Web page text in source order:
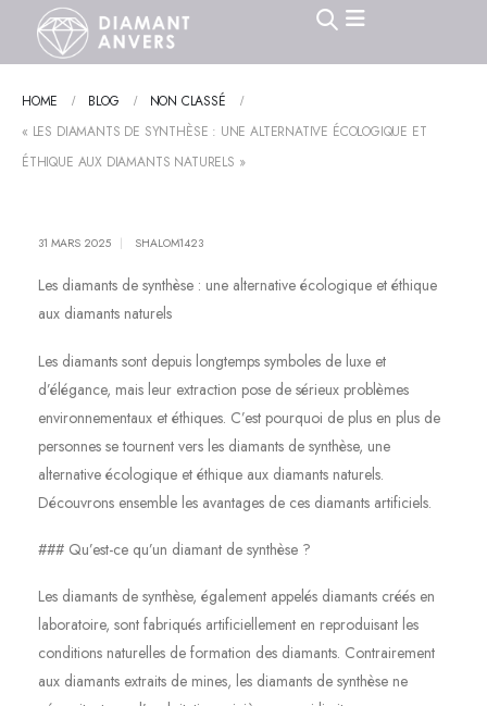
HOME BLOG
NON CLASSÉ
« LES DIAMANTS DE SYNTHÈSE : UNE ALTERNATIVE ÉCOLOGIQUE ET
ÉTHIQUE AUX DIAMANTS NATURELS »
31 MARS 2025 SHALOM1423
Les diamants de synthèse : une alternative écologique et éthique
aux diamants naturels
Les diamants sont depuis longtemps symboles de luxe et
d’élégance, mais leur extraction pose de sérieux problèmes
environnementaux et éthiques. C’est pourquoi de plus en plus de
personnes se tournent vers les diamants de synthèse, une
alternative écologique et éthique aux diamants naturels.
Découvrons ensemble les avantages de ces diamants artificiels.
### Qu’est-ce qu’un diamant de synthèse ?
Les diamants de synthèse, également appelés diamants créés en
laboratoire, sont fabriqués artificiellement en reproduisant les
conditions naturelles de formation des diamants. Contrairement
aux diamants extraits de mines, les diamants de synthèse ne